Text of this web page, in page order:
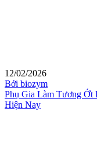
12/02/2026
Bởi biozym
Phụ Gia Làm Tương
Hiện Nay